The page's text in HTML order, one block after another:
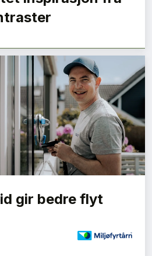
gir bedre flyt